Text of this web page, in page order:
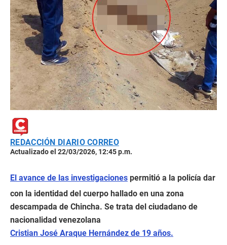
REDACCIÓN DIARIO CORREO
Actualizado el 22/03/2026, 12:45 p.m.
El avance de las investigaciones permitió a la policía dar
con la identidad del cuerpo hallado en una zona
descampada de Chincha. Se trata del ciudadano de
nacionalidad venezolana
Cristian José Araque Hernández de 19 años.